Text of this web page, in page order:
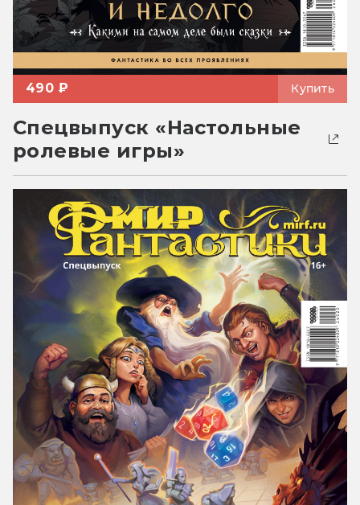
490 ₽ Купить
Спецвыпуск «Настольные
ролевые игры»